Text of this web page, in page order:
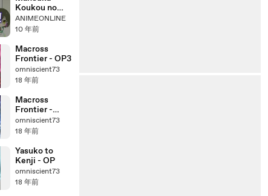
Koukou no
Rettousei -
Yoku Wakaru
ANIMEONLINE
10 年前
Macross
Frontier - OP3
omniscient73
18 年前
Macross
Frontier -
Seikan Hikou
Dance
omniscient73
18 年前
Yasuko to
Kenji - OP
omniscient73
18 年前